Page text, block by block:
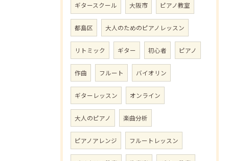
ギタースクール 大阪市 ピアノ教室
都島区 大人のためのピアノレッスン
リトミック ギター 初心者 ピアノ
作曲 フルート バイオリン
ギターレッスン オンライン
大人のピアノ 楽曲分析
ピアノアレンジ フルートレッスン